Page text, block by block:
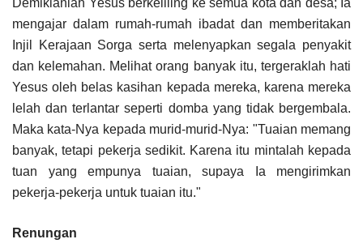
mengajar dalam rumah-rumah ibadat dan memberitakan
Injil Kerajaan Sorga serta melenyapkan segala penyakit
dan kelemahan. Melihat orang banyak itu, tergeraklah hati
Yesus oleh belas kasihan kepada mereka, karena mereka
lelah dan terlantar seperti domba yang tidak bergembala.
Maka kata-Nya kepada murid-murid-Nya: "Tuaian memang
banyak, tetapi pekerja sedikit. Karena itu mintalah kepada
tuan yang empunya tuaian, supaya Ia mengirimkan
pekerja-pekerja untuk tuaian itu."
Renungan